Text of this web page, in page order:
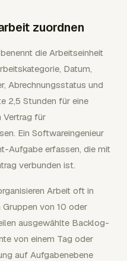
zuordnen
die Arbeitseinheit
Datum,
Abrechnungsstatus und
2,5 Stunden für eine
Vertrag für
Ein Softwareingenieur
Aufgabe erfassen, die mit
verbunden ist.
Arbeit oft in
von 10 oder
ausgewählte Backlog-
von einem Tag oder
auf Aufgabenebene